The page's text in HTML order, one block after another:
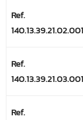
Ref.
140.13.39.21.02.001
Ref.
140.13.39.21.03.001
Ref.